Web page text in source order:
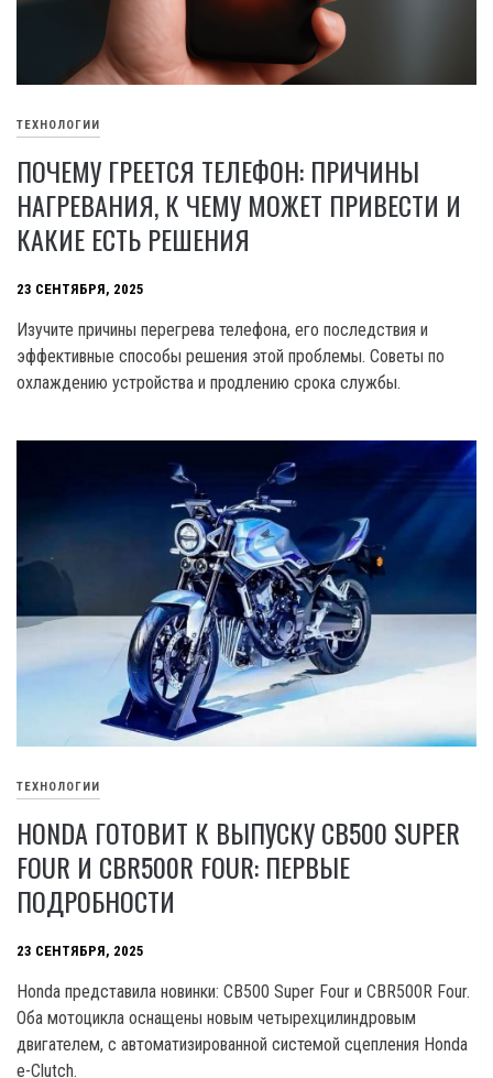
ТЕХНОЛОГИИ
ПОЧЕМУ ГРЕЕТСЯ ТЕЛЕФОН: ПРИЧИНЫ
НАГРЕВАНИЯ, К ЧЕМУ МОЖЕТ ПРИВЕСТИ И
КАКИЕ ЕСТЬ РЕШЕНИЯ
23 СЕНТЯБРЯ, 2025
Изучите причины перегрева телефона, его последствия и
эффективные способы решения этой проблемы. Советы по
охлаждению устройства и продлению срока службы.
ТЕХНОЛОГИИ
HONDA ГОТОВИТ К ВЫПУСКУ CB500 SUPER
FOUR И CBR500R FOUR: ПЕРВЫЕ
ПОДРОБНОСТИ
23 СЕНТЯБРЯ, 2025
Honda представила новинки: CB500 Super Four и CBR500R Four.
Оба мотоцикла оснащены новым четырехцилиндровым
двигателем, с автоматизированной системой сцепления Honda
e-Clutch.